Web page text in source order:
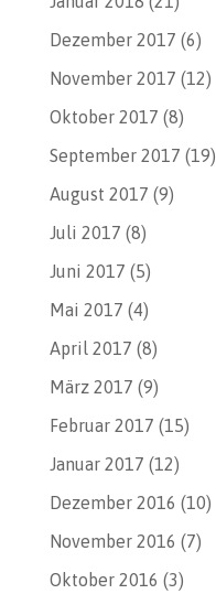
Dezember 2017 (6)
November 2017 (12)
Oktober 2017 (8)
September 2017 (19)
August 2017 (9)
Juli 2017 (8)
Juni 2017 (5)
Mai 2017 (4)
April 2017 (8)
März 2017 (9)
Februar 2017 (15)
Januar 2017 (12)
Dezember 2016 (10)
November 2016 (7)
Oktober 2016 (3)